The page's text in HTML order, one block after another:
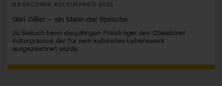
OBWALDNER KULTURPREIS 2025
Geri Dillier – ein Mann der Sprache
Zu Besuch beim diesjährigen Preisträger des Obwaldner
Kulturpreises, der für sein kulturelles Lebenswerk
ausgezeichnet wurde.